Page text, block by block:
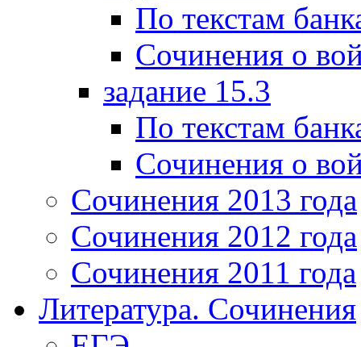
По текстам
Сочинения о
задание 15.3
По текстам
Сочинения о
Сочинения 2013 года
Сочинения 2012 года
Сочинения 2011 года
Литература. Сочинения